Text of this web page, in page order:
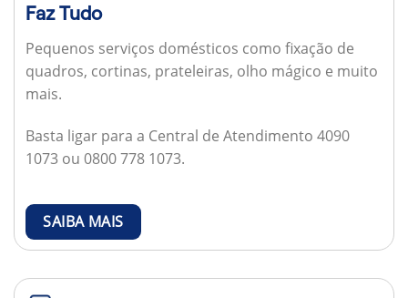
Faz Tudo
Pequenos serviços domésticos como fixação de
quadros, cortinas, prateleiras, olho mágico e muito
mais.
Basta ligar para a Central de Atendimento 4090
1073 ou 0800 778 1073.
SAIBA MAIS